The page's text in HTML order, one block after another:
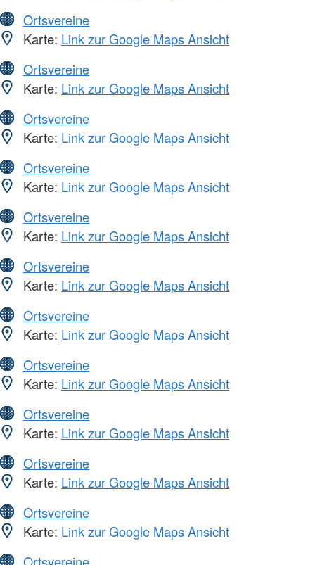
Ortsvereine
Karte: Link zur Google Maps Ansicht
Ortsvereine
Karte: Link zur Google Maps Ansicht
Ortsvereine
Karte: Link zur Google Maps Ansicht
Ortsvereine
Karte: Link zur Google Maps Ansicht
Ortsvereine
Karte: Link zur Google Maps Ansicht
Ortsvereine
Karte: Link zur Google Maps Ansicht
Ortsvereine
Karte: Link zur Google Maps Ansicht
Ortsvereine
Karte: Link zur Google Maps Ansicht
Ortsvereine
Karte: Link zur Google Maps Ansicht
Ortsvereine
Karte: Link zur Google Maps Ansicht
Ortsvereine
Karte: Link zur Google Maps Ansicht